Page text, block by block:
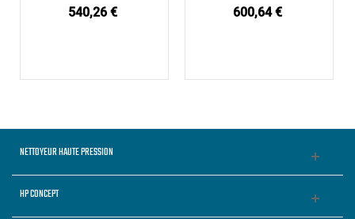
540,26 € 600,64 €
NETTOYEUR HAUTE PRESSION
HP CONCEPT